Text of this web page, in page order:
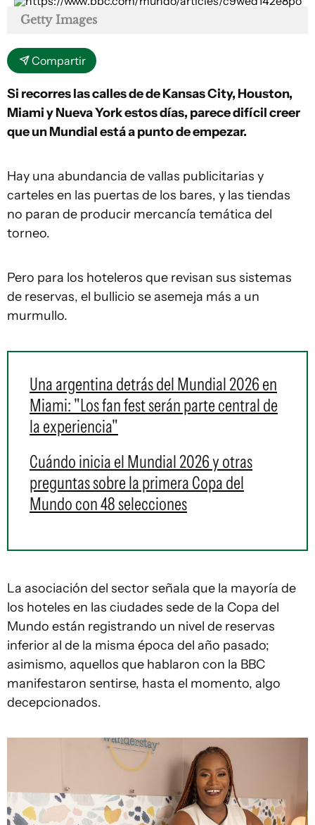
Getty Images
Compartir
Si recorres las calles de de Kansas City, Houston,
Miami y Nueva York estos días, parece difícil creer
que un Mundial está a punto de empezar.
Hay una abundancia de vallas publicitarias y
carteles en las puertas de los bares, y las tiendas
no paran de producir mercancía temática del
torneo.
Pero para los hoteleros que revisan sus sistemas
de reservas, el bullicio se asemeja más a un
murmullo.
Una argentina detrás del Mundial 2026 en
Miami: "Los fan fest serán parte central de
la experiencia"
Cuándo inicia el Mundial 2026 y otras
preguntas sobre la primera Copa del
Mundo con 48 selecciones
La asociación del sector señala que la mayoría de
los hoteles en las ciudades sede de la Copa del
Mundo están registrando un nivel de reservas
inferior al de la misma época del año pasado;
asimismo, aquellos que hablaron con la BBC
manifestaron sentirse, hasta el momento, algo
decepcionados.